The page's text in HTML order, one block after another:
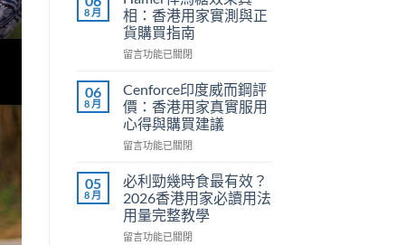
8 月
相：香港用家實測與正
貨購買指南
在
悍
馬
糖
效
果
相：
香
港
用
家
留言功能已關閉
06
8 月
Cenforce印度威而鋼評
價：香港用家真實服用
心得與購買建議
在
印
度
威
而
鋼
留言功能已關閉
05
8 月
必利勁幾時食最有效？
2026香港用家必讀用法
用量完整教學
在
留言功能已關閉